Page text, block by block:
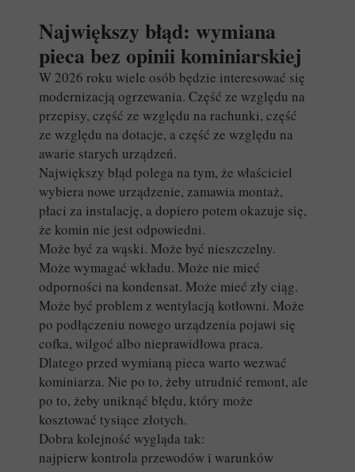
Największy błąd: wymiana
pieca bez opinii kominiarskiej
W 2026 roku wiele osób będzie interesować się
modernizacją ogrzewania. Część ze względu na
przepisy, część ze względu na rachunki, część
ze względu na dotacje, a część ze względu na
awarie starych urządzeń.
Największy błąd polega na tym, że właściciel
wybiera nowe urządzenie, zamawia montaż,
płaci za instalację, a dopiero potem okazuje się,
że komin nie jest odpowiedni.
Może być za wąski. Może być nieszczelny.
Może wymagać wkładu. Może nie mieć
odporności na kondensat. Może mieć zły ciąg.
Może być problem z wentylacją kotłowni. Może
po podłączeniu nowego urządzenia pojawi się
cofka, wilgoć albo nieprawidłowa praca.
Dlatego przed wymianą pieca warto wezwać
kominiarza. Nie po to, żeby utrudnić remont, ale
po to, żeby uniknąć błędu, który może
kosztować tysiące złotych.
Dobra kolejność wygląda tak:
najpierw kontrola przewodów i warunków